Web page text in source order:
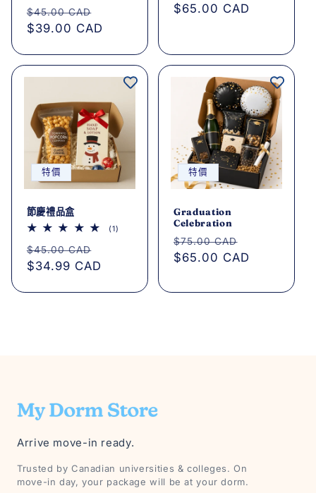
定
價
$45.00 CAD
價
$39.00 CAD
價
價
$65.00 CAD
特價
節慶禮品盒
(1)
定
價
$45.00 CAD
價
$34.99 CAD
特價
Graduation
Celebration
定
價
$75.00 CAD
價
$65.00 CAD
Arrive move-in ready.
Trusted by Canadian universities & colleges. On
move-in day, your package will be at your dorm.